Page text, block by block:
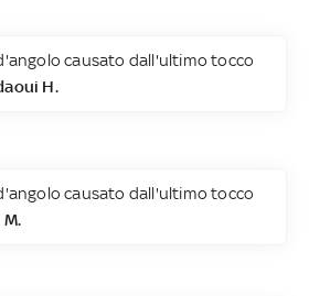
causato dall'ultimo tocco
H.
causato dall'ultimo tocco
M.